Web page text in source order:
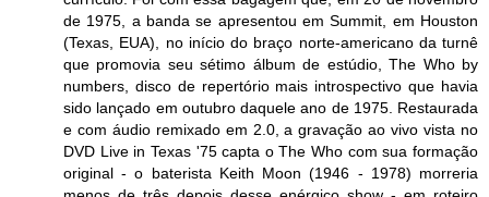
de 1975, a banda se apresentou em Summit, em Houston
(Texas, EUA), no início do braço norte-americano da turnê
que promovia seu sétimo álbum de estúdio, The Who by
numbers, disco de repertório mais introspectivo que havia
sido lançado em outubro daquele ano de 1975. Restaurada
e com áudio remixado em 2.0, a gravação ao vivo vista no
DVD Live in Texas '75 capta o The Who com sua formação
original - o baterista Keith Moon (1946 - 1978) morreria